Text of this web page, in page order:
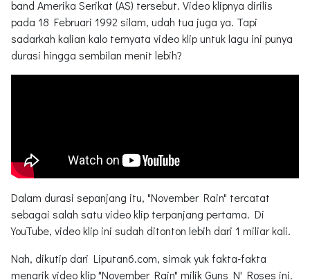
band Amerika Serikat (AS) tersebut. Video klipnya dirilis
pada 18 Februari 1992 silam, udah tua juga ya. Tapi
sadarkah kalian kalo ternyata video klip untuk lagu ini punya
durasi hingga sembilan menit lebih?
Dalam durasi sepanjang itu, "November Rain" tercatat
sebagai salah satu video klip terpanjang pertama. Di
YouTube, video klip ini sudah ditonton lebih dari 1 miliar kali.
Nah, dikutip dari Liputan6.com, simak yuk fakta-fakta
menarik video klip "November Rain" milik Guns N' Roses ini.